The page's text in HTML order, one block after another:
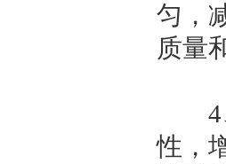
匀，
质量
4、
性，